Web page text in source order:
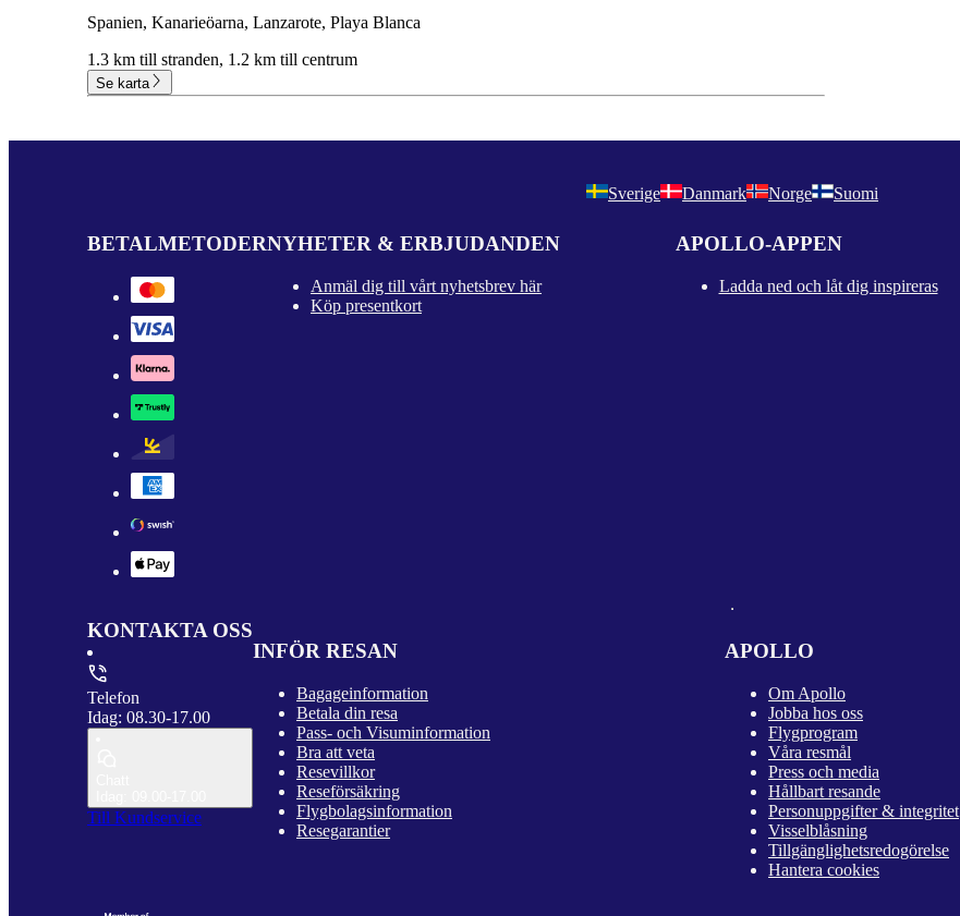
Spanien, Kanarieöarna, Lanzarote, Playa Blanca
1.3 km till stranden, 1.2 km till centrum
Se karta
Sverige Danmark Norge Suomi
BETALMETODERNYHETER & ERBJUDANDEN
Anmäl dig till vårt nyhetsbrev här
Köp presentkort
APOLLO-APPEN
Ladda ned och låt dig inspireras
KONTAKTA OSS
Telefon
Idag: 08.30-17.00
Till Kundservice
INFÖR RESAN
Bagageinformation
Betala din resa
Pass- och Visuminformation
Bra att veta
Resevillkor
Reseförsäkring
Flygbolagsinformation
Resegarantier
APOLLO
Om Apollo
Jobba hos oss
Flygprogram
Våra resmål
Press och media
Hållbart resande
Personuppgifter & integritet
Visselblåsning
Tillgänglighetsredogörelse
Hantera cookies